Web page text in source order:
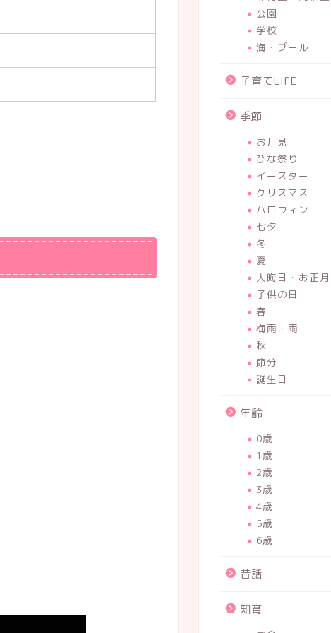
公園
学校
海・プール
子育てLIFE
季節
お月見
ひな祭り
イースター
クリスマス
ハロウィン
七夕
冬
夏
大晦日・お正月
子供の日
春
梅雨・雨
秋
節分
誕生日
年齢
0歳
1歳
2歳
3歳
4歳
5歳
6歳
昔話
知育